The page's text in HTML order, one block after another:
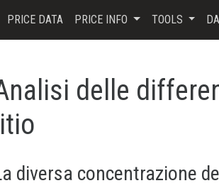
PRICE DATA PRICE INFO TOOLS
delle
litio
diversa concentrazione